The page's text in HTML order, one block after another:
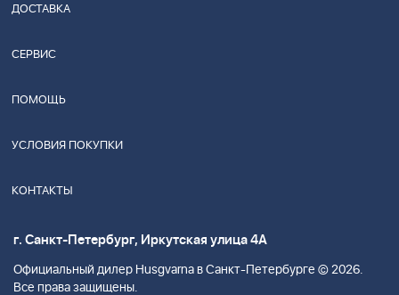
ДОСТАВКА
СЕРВИС
ПОМОЩЬ
УСЛОВИЯ ПОКУПКИ
КОНТАКТЫ
г. Санкт-Петербург, Иркутская улица 4А
Официальный дилер Husgvarna в Санкт-Петербурге © 2026.
Все права защищены.